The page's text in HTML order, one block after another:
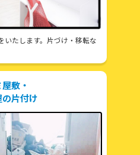
いたします。片づけ・移転な
敷・
片付け